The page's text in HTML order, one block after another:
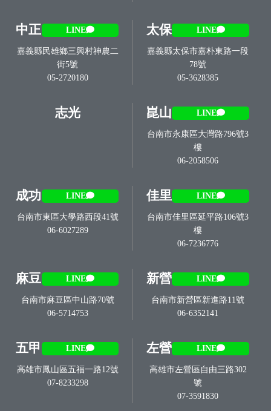
中正 LINE
嘉義縣民雄鄉三興村神農二
街5號
05-2720180
太保 LINE
嘉義縣太保市嘉朴東路一段
78號
05-3628385
志光 崑山 LINE
台南市永康區大灣路796號3
樓
06-2058506
成功 LINE
台南市東區大學路西段41號
06-6027289
佳里 LINE
台南市佳里區延平路106號3
樓
06-7236776
麻豆 LINE
台南市麻豆區中山路70號
06-5714753
新營 LINE
台南市新營區新進路11號
06-6352141
五甲 LINE
高雄市鳳山區五福一路12號
07-8233298
左營 LINE
高雄市左營區自由三路302
號
07-3591830